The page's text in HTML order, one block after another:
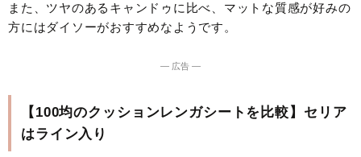
また、ツヤのあるキャンドゥに比べ、マットな質感が好みの
方にはダイソーがおすすめなようです。
― 広告 ―
【100均のクッションレンガシートを比較】セリア
はライン入り